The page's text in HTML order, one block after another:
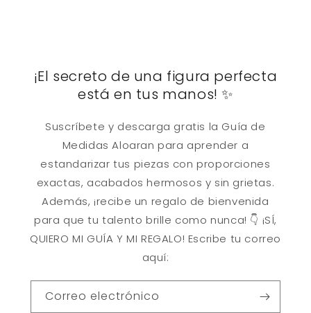
¡El secreto de una figura perfecta
está en tus manos! ✨
Suscríbete y descarga gratis la Guía de
Medidas Aloaran para aprender a
estandarizar tus piezas con proporciones
exactas, acabados hermosos y sin grietas.
Además, ¡recibe un regalo de bienvenida
para que tu talento brille como nunca! 👇 ¡SÍ,
QUIERO MI GUÍA Y MI REGALO! Escribe tu correo
aquí:
Correo electrónico